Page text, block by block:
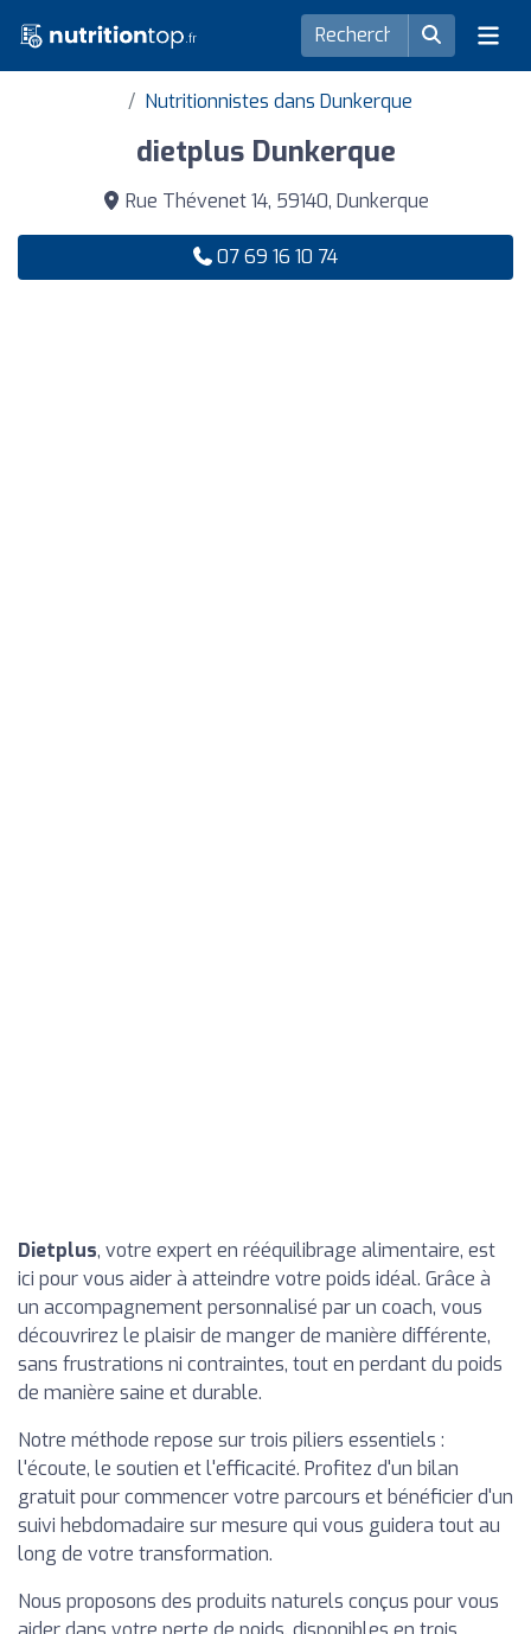
Nutritionnistes dans Dunkerque
dietplus Dunkerque
Rue Thévenet 14, 59140, Dunkerque
07 69 16 10 74
Dietplus, votre expert en rééquilibrage alimentaire, est
ici pour vous aider à atteindre votre poids idéal. Grâce à
un accompagnement personnalisé par un coach, vous
découvrirez le plaisir de manger de manière différente,
sans frustrations ni contraintes, tout en perdant du poids
de manière saine et durable.
Notre méthode repose sur trois piliers essentiels :
l'écoute, le soutien et l'efficacité. Profitez d'un bilan
gratuit pour commencer votre parcours et bénéficier d'un
suivi hebdomadaire sur mesure qui vous guidera tout au
long de votre transformation.
Nous proposons des produits naturels conçus pour vous